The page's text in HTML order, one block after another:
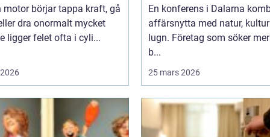
motor börjar tappa kraft, gå
dra onormalt mycket
ligger felet ofta i cyli...
En konferens i Dalarna
affärsnytta med natur,
lugn. Företag som söker
b...
25 mars 2026